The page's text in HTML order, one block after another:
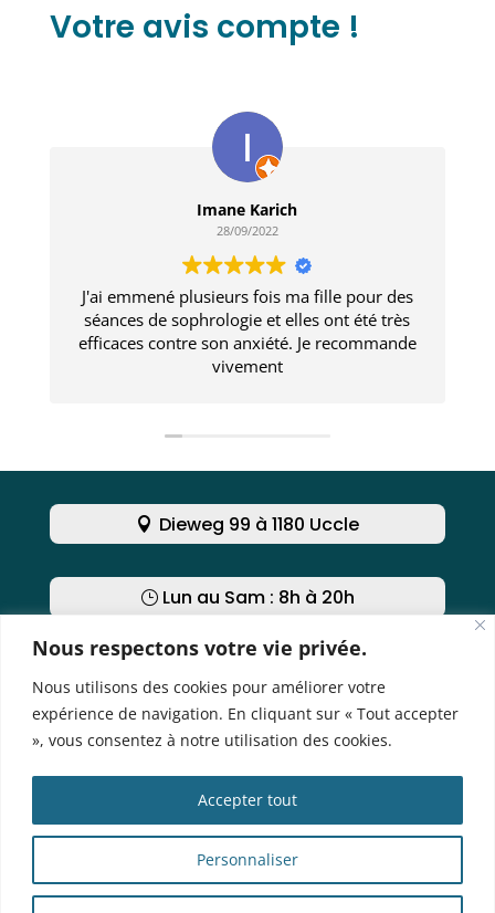
Nous respectons votre vie privée.
Nous utilisons des cookies pour améliorer votre
expérience de navigation. En cliquant sur « Tout accepter
», vous consentez à notre utilisation des cookies.
Personnaliser
Accepter tout
Votre avis compte !
Imane Karich
28/09/2022
J'ai emmené plusieurs fois ma fille pour des
séances de sophrologie et elles ont été très
efficaces contre son anxiété. Je recommande
vivement
Dieweg 99 à 1180 Uccle
Lun au Sam : 8h à 20h
Obtenir un rendez-vous
Contacter un praticien
Travailler chez nous ?